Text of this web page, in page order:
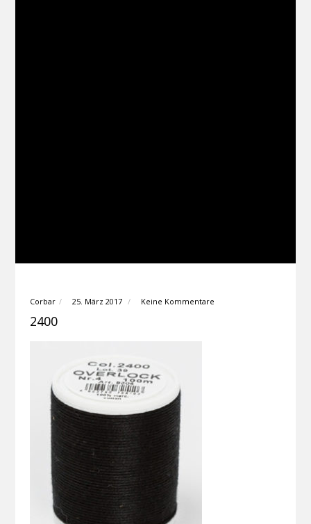
Corbar 25. März 2017 Keine Kommentare
2400